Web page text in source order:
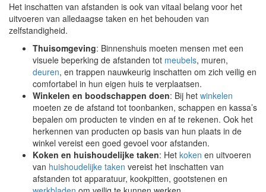
Het inschatten van afstanden is ook van vitaal belang voor het
uitvoeren van alledaagse taken en het behouden van
zelfstandigheid.
Thuisomgeving: Binnenshuis moeten mensen met een
visuele beperking de afstanden tot meubels, muren,
deuren, en trappen nauwkeurig inschatten om zich veilig en
comfortabel in hun eigen huis te verplaatsen.
Winkelen en boodschappen doen: Bij het winkelen
moeten ze de afstand tot toonbanken, schappen en kassa’s
bepalen om producten te vinden en af te rekenen. Ook het
herkennen van producten op basis van hun plaats in de
winkel vereist een goed gevoel voor afstanden.
Koken en huishoudelijke taken: Het koken en uitvoeren
van huishoudelijke taken vereist het inschatten van
afstanden tot apparatuur, kookpitten, gootstenen en